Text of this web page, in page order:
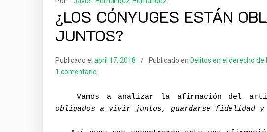
¿LOS CÓNYUGES ESTÁN
JUNTOS?
Publicado el abril 17, 2018 Publicado en Delitos en el derecho de
1 comentario
Vamos a analizar la afirmación del
obligados a vivir juntos, guardarse fidelidad y